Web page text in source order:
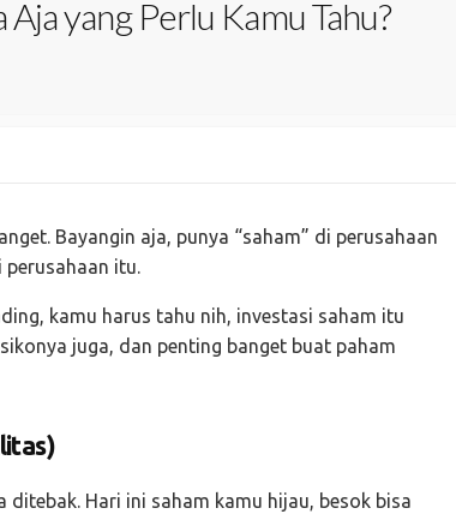
yang Perlu Kamu Tahu?
Bayangin aja, punya “saham” di perusahaan
perusahaan itu.
kamu harus tahu nih, investasi saham itu
juga, dan penting banget buat paham
Hari ini saham kamu hijau, besok bisa